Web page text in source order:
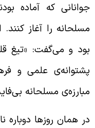
که آماده
را آغاز کنند.
و می‌گفت: «تیغ
علمی و
مسلحانه
همان روزها دوباره